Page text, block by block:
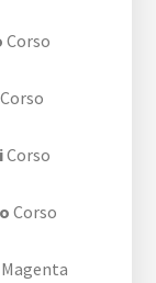
Corso
Corso
Corso
Corso